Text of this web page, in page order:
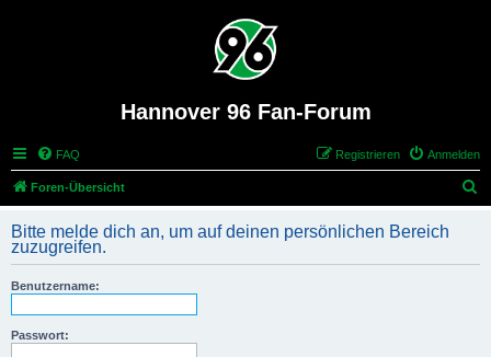
Hannover 96 Fan-Forum
FAQ Anmelden
Registrieren
Foren-Übersicht
h
Bitte melde dich an, um auf deinen persönlichen Bereich
zuzugreifen.
Benutzername:
Passwort: